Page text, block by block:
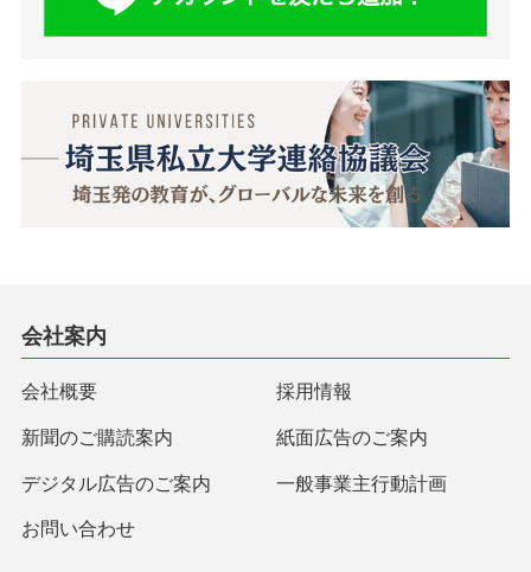
会社案内
会社概要 採用情報
新聞のご購読案内 紙面広告のご案内
デジタル広告のご案内 一般事業主行動計画
お問い合わせ